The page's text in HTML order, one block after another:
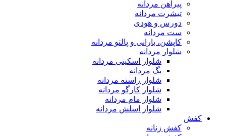
پیراهن مردانه
تیشرت مردانه
دورس و هودی
ست مردانه
کاپشن، بارانی و پالتو مردانه
شلوار مردانه
شلوار اسکینی مردانه
بگ مردانه
شلوار راسته مردانه
شلوار کارگو مردانه
شلوار مام مردانه
شلوار اسلش مردانه
کفش
کفش زنانه